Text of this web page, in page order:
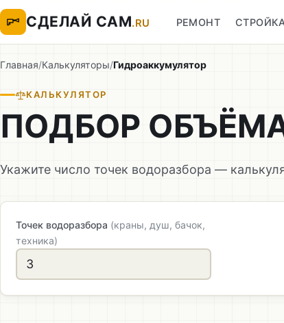
СДЕЛАЙ САМ.RU РЕМОНТ
Главная/Калькуляторы/Гидроаккумулятор
КАЛЬКУЛЯТОР
ПОДБОР
Укажите число точек водоразбора —
Точек водоразбора (краны, душ, бачок,
техника)